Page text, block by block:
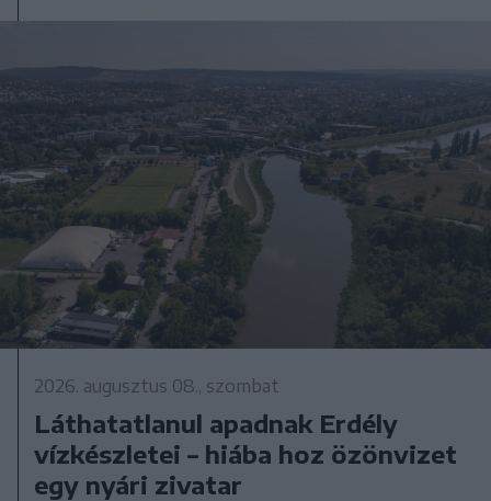
2026. augusztus 08., szombat
Láthatatlanul apadnak Erdély
vízkészletei – hiába hoz özönvizet
egy nyári zivatar